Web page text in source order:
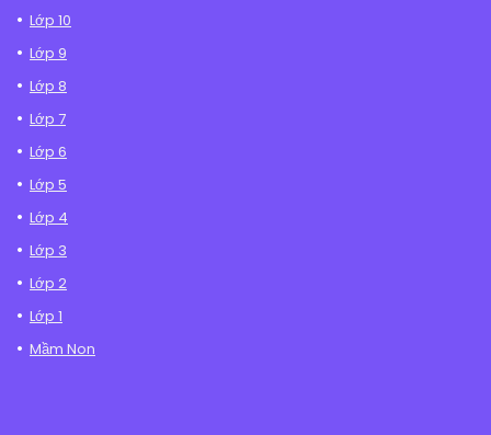
Lớp 10
Lớp 9
Lớp 8
Lớp 7
Lớp 6
Lớp 5
Lớp 4
Lớp 3
Lớp 2
Lớp 1
Mầm Non